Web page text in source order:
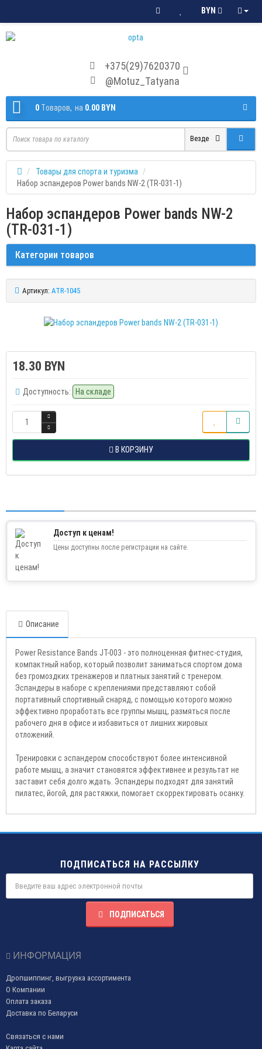
BYN
+375(29)7620370
@Motuz_Tatyana
0 Tоваров, на 0.00 BYN
Везде
Товары для спорта и туризма
Набор эспандеров Power bands NW-2 (TR-031-1)
Набор эспандеров Power bands NW-2
(TR-031-1)
Категории товаров
Артикул: ATR-1045
18.30 BYN
Доступность: На складе
В КОРЗИНУ
Доступ к ценам!
Цены доступны после регистрации на сайте.
Описание
Power Resistance Bands JT-003 - это полноценная фитнес-студия,
компактный набор, который позволит заниматься спортом дома
без громоздких тренажеров и платных занятий с тренером.
Эспандеры в наборе с креплениями представляют собой
портативный спортивный снаряд, с помощью которого можно
эффективно проработать все группы мышц, размяться после
рабочего дня в офисе и избавиться от лишних жировых
отложений.
Тренировки с эспандером способствуют более интенсивной
работе мышц, а значит становятся эффективнее и результат не
заставит себя долго ждать. Эспандеры подходят для занятий
пилатес, йогой, для растяжки, помогает скорректировать осанку.
ПОДПИСАТЬСЯ НА РАССЫЛКУ
ПОДПИСАТЬСЯ
ИНФОРМАЦИЯ
Дропшиппинг, выгрузка ассортимента
О Компании
Оплата заказа
Доставка по Беларуси
Связаться с нами